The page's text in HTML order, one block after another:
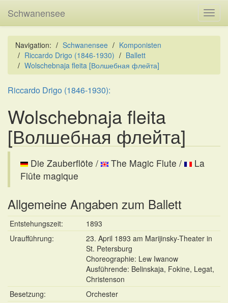
Schwanensee
Navigation: Schwanensee
Komponisten
Riccardo Drigo (1846-1930)
Ballett
Wolschebnaja fleita [Волшебная флейта]
Riccardo Drigo (1846-1930):
Wolschebnaja fleita
[Волшебная флейта]
Die Zauberflöte / The Magic Flute /
La
Flûte magique
Allgemeine Angaben zum Ballett
Entstehungszeit:
1893
Uraufführung:
23. April 1893 am Marijinsky-Theater in
St. Petersburg
Choreographie: Lew Iwanow
Ausführende: Belinskaja, Fokine, Legat,
Christenson
Besetzung:
Orchester